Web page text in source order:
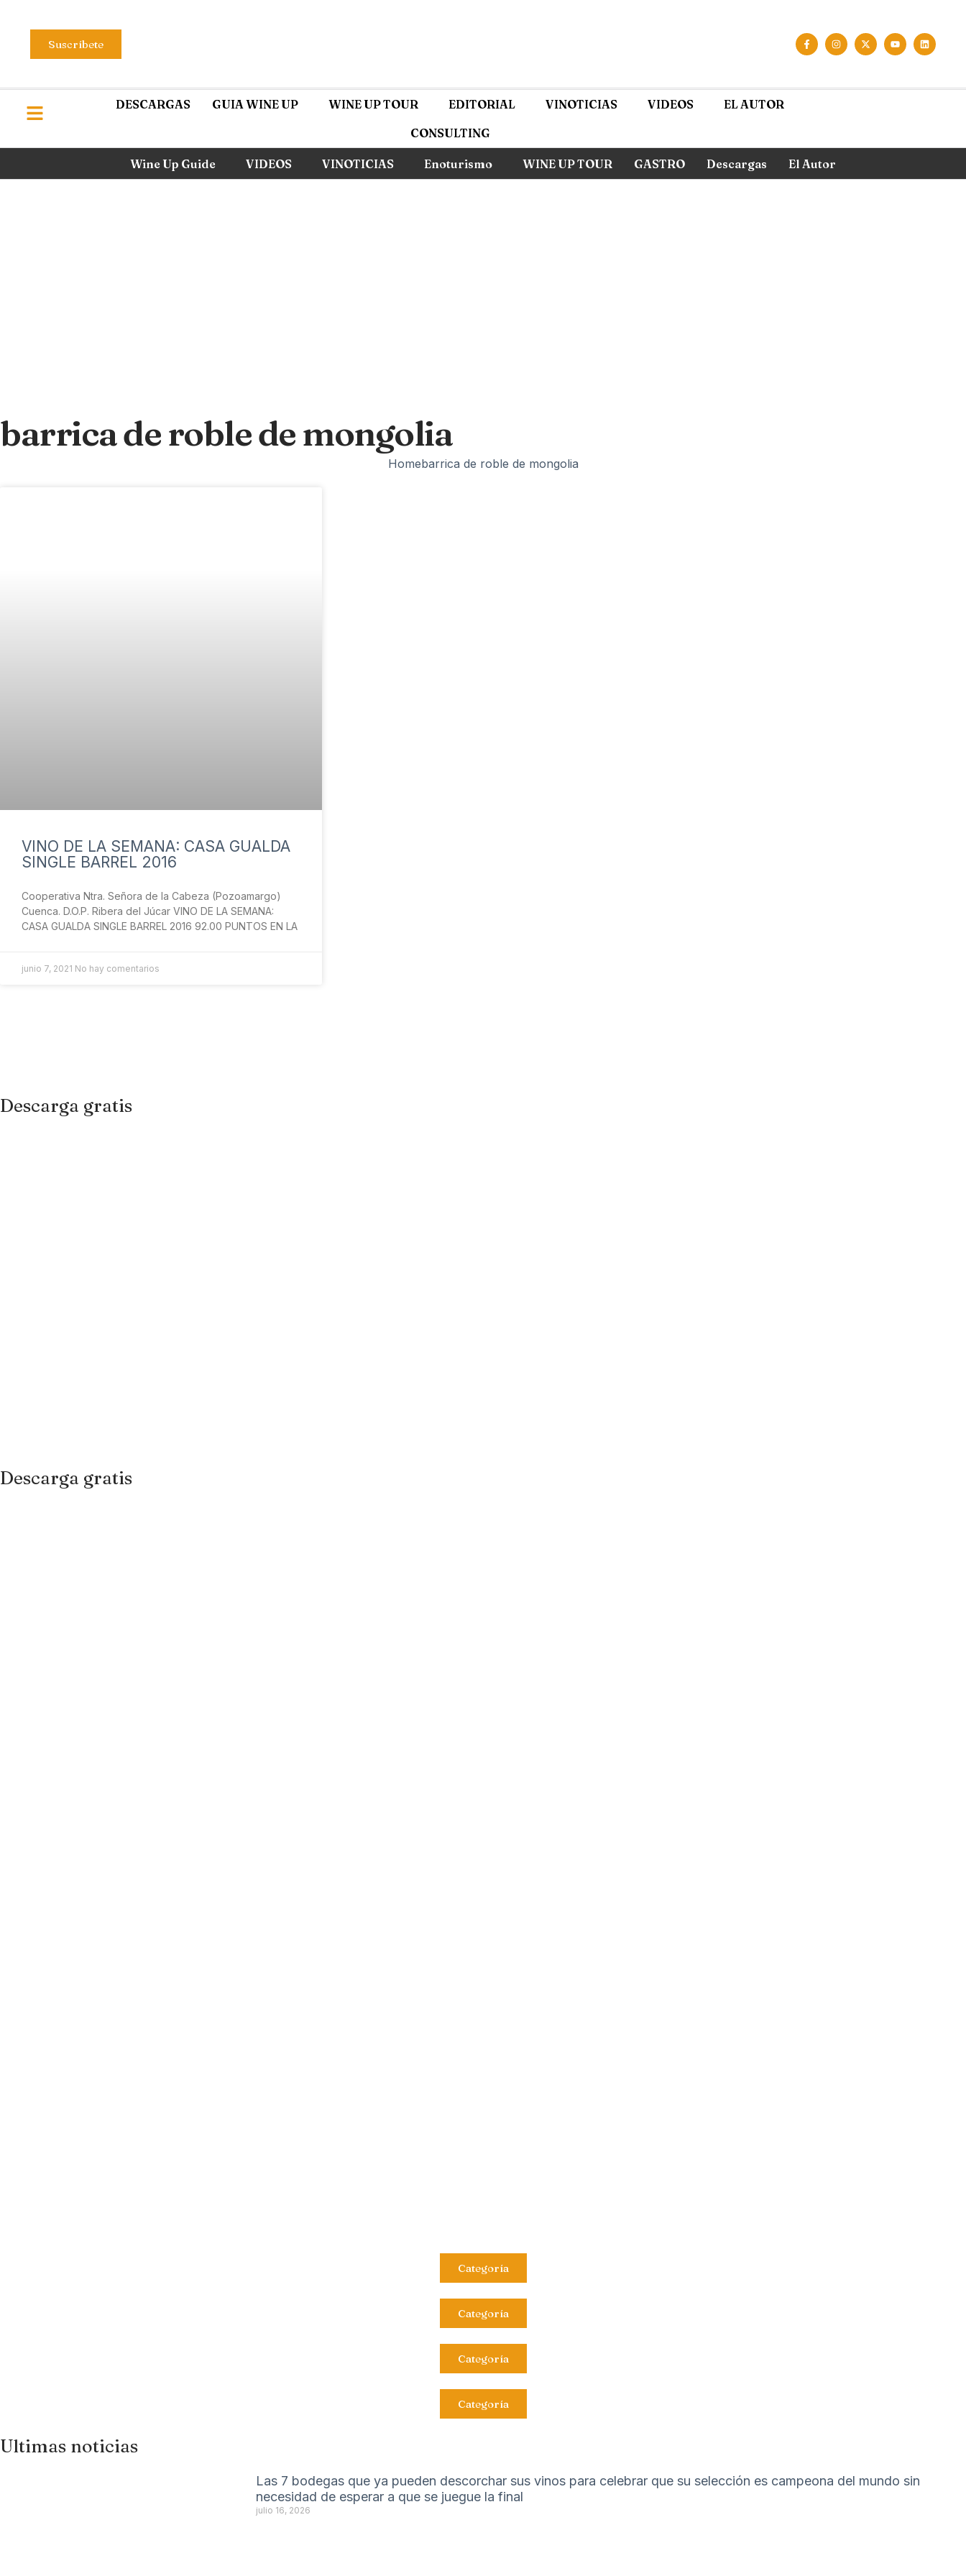
Suscríbete
DESCARGAS GUIA WINE UP WINE UP TOUR EDITORIAL VINOTICIAS VIDEOS
EL AUTOR
CONSULTING
Wine Up Guide VIDEOS VINOTICIAS Enoturismo WINE UP TOUR GASTRO Descargas El Autor
barrica de roble de mongolia
Homebarrica de roble de mongolia
VINO DE LA SEMANA: CASA GUALDA
SINGLE BARREL 2016
Cooperativa Ntra. Señora de la Cabeza (Pozoamargo)
Cuenca. D.O.P. Ribera del Júcar VINO DE LA SEMANA:
CASA GUALDA SINGLE BARREL 2016 92.00 PUNTOS EN LA
junio 7, 2021 No hay comentarios
Descarga gratis
Descarga gratis
Categoría
Categoría
Categoría
Categoría
Ultimas noticias
Las 7 bodegas que ya pueden descorchar sus vinos para celebrar que su selección es campeona del mundo sin
necesidad de esperar a que se juegue la final
julio 16, 2026